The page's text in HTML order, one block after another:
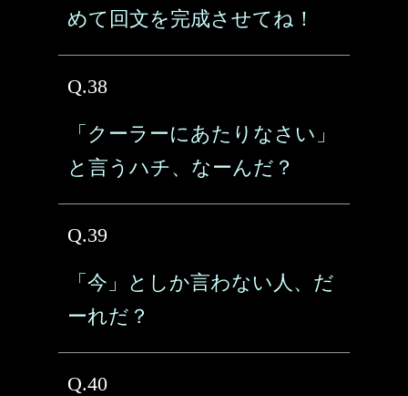
めて回文を完成させてね！
Q.38
「クーラーにあたりなさい」
と言うハチ、なーんだ？
Q.39
「今」としか言わない人、だ
ーれだ？
Q.40